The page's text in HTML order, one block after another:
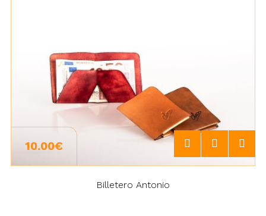
10.00€
Billetero Antonio